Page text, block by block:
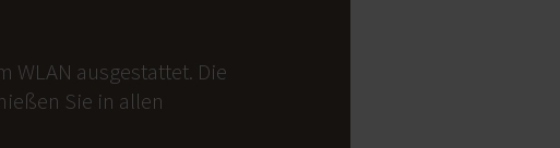
ausgestattet. Die
Sie in allen